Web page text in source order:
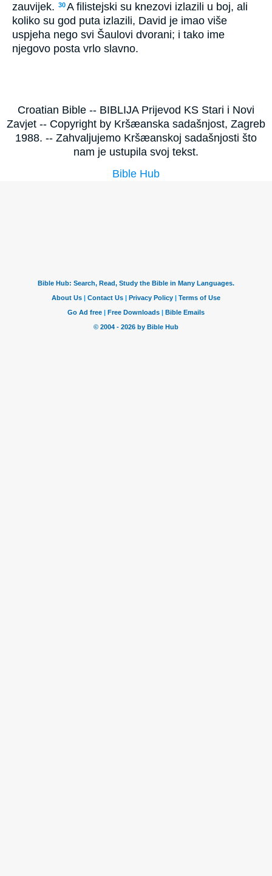
zauvijek. 30A filistejski su knezovi izlazili u boj, ali
koliko su god puta izlazili, David je imao više
uspjeha nego svi Šaulovi dvorani; i tako ime
njegovo posta vrlo slavno.
Croatian Bible -- BIBLIJA Prijevod KS Stari i Novi
Zavjet -- Copyright by Kršæanska sadašnjost, Zagreb
1988. -- Zahvaljujemo Kršæanskoj sadašnjosti što
nam je ustupila svoj tekst.
Bible Hub